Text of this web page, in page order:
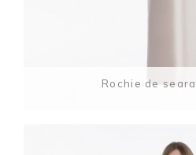
Rochie de